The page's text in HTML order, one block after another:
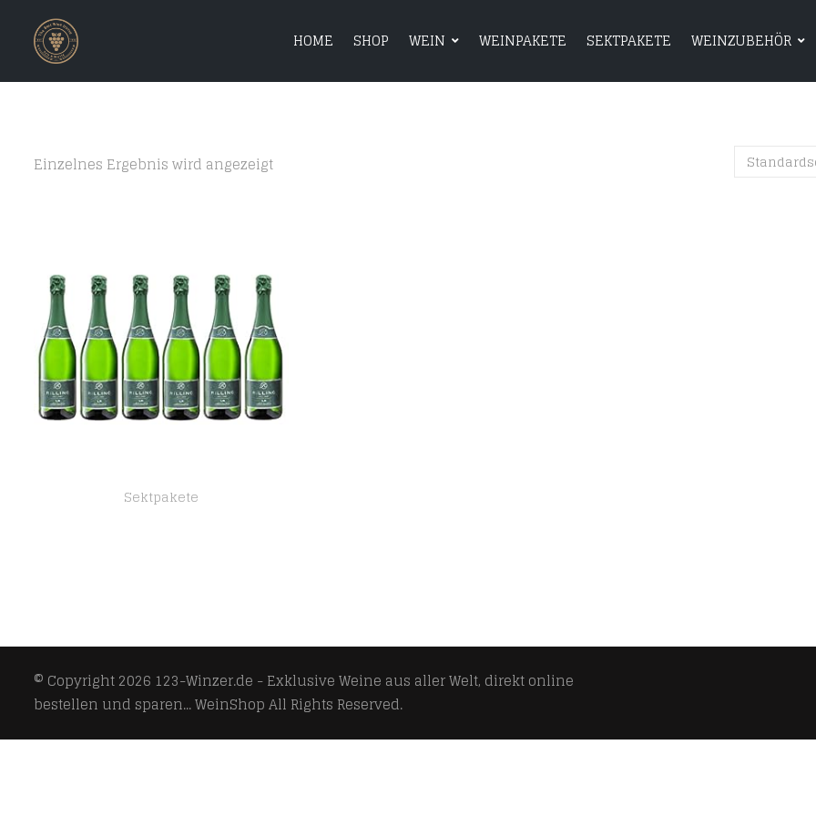
HOME SHOP WEIN WEINPAKETE SEKTPAKETE WEINZUBEHÖR
HOME SHOP WEIN WEINPAKETE
Einzelnes Ergebnis wird angezeigt
Sektpakete
© Copyright 2026 123-Winzer.de - Exklusive Weine aus aller Welt, direkt online
bestellen und sparen... WeinShopAll Rights Reserved.